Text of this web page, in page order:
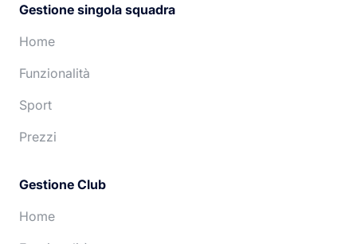
Gestione singola squadra
Home
Funzionalità
Sport
Prezzi
Gestione Club
Home